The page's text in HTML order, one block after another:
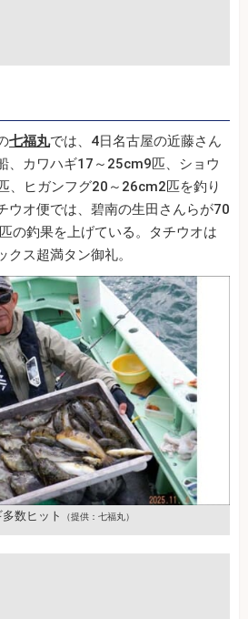
七福丸では、4日名古屋の近藤さん
、カワハギ17～25cm9匹、ショウ
、ヒガンフグ20～26cm2匹を釣り
ウオ便では、碧南の生田さんらが70
の釣果を上げている。タチウオは
ス超満タン御礼。
数ヒット （提供：七福丸）